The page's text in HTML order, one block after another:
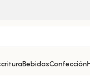
BebidasConfección